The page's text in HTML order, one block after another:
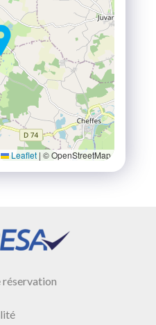
Leaflet | © OpenStreetMap
réservation